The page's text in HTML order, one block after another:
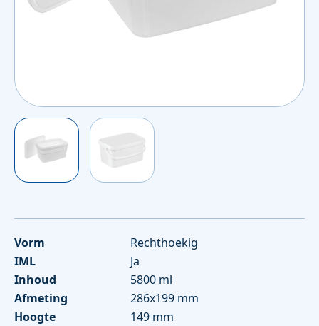
Vorm
Rechthoekig
IML
Ja
Inhoud
5800 ml
Afmeting
286x199 mm
Hoogte
149 mm